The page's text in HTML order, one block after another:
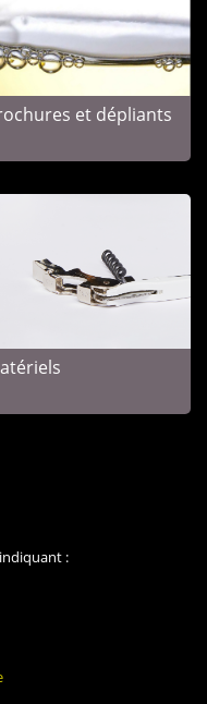
et dépliants
: